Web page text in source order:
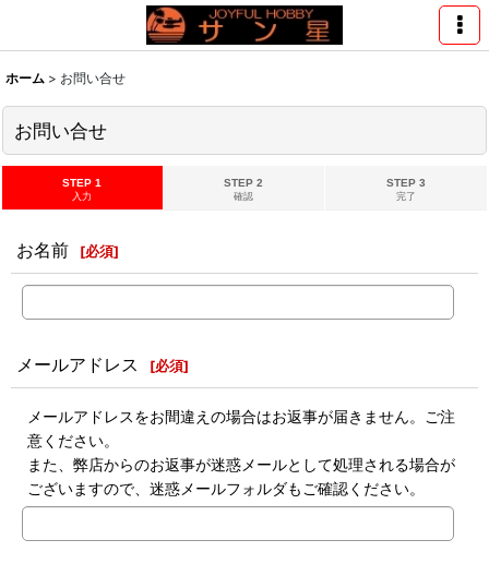
ホーム > お問い合せ
お問い合せ
STEP 1
入力
STEP 2
確認
STEP 3
完了
お名前 [必須]
メールアドレス [必須]
メールアドレスをお間違えの場合はお返事が届きません。ご注
意ください。
また、弊店からのお返事が迷惑メールとして処理される場合が
ございますので、迷惑メールフォルダもご確認ください。